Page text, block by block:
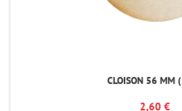
CLOISON 56 MM
2,60 €